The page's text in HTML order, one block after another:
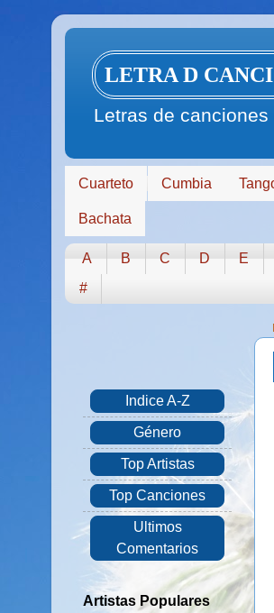
LETRA D
Letras de
Cuarteto Cumbia
Bachata
A B C D E
#
Indice A-Z
Género
Top Artistas
Top Canciones
Ultimos
Comentarios
Artistas Populares